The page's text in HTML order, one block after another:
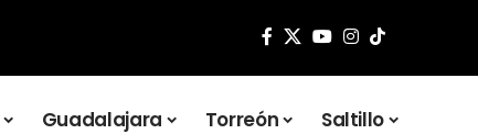
Guadalajara Torreón Saltillo